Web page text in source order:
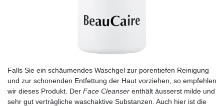
Falls Sie ein schäumendes Waschgel zur porentiefen Reinigung
und zur schonenden Entfettung der Haut vorziehen, so empfehlen
wir dieses Produkt. Der Face Cleanser enthält äusserst milde und
sehr gut verträgliche waschaktive Substanzen. Auch hier ist die